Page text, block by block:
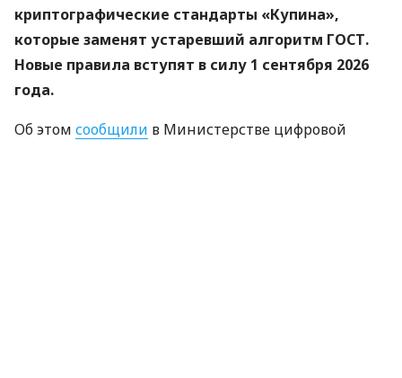
криптографические стандарты «Купина»,
которые заменят устаревший алгоритм ГОСТ.
Новые правила вступят в силу 1 сентября 2026
года.
Об этом сообщили в Министерстве цифровой